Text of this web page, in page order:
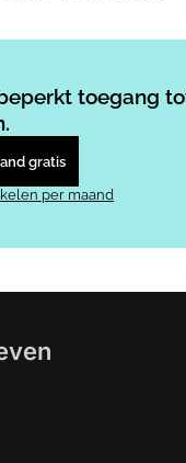
toegang
gratis
per maand